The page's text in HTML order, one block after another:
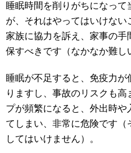
睡眠時間を削りがちになって
が、それはやってはいけな
家族に協力を訴え、家事の
保すべきです（なかなか難し
睡眠が不足すると、免疫力
りますし、事故のリスクも
プが頻繁になると、外出時や
てしまい、非常に危険です
してはいけません）。